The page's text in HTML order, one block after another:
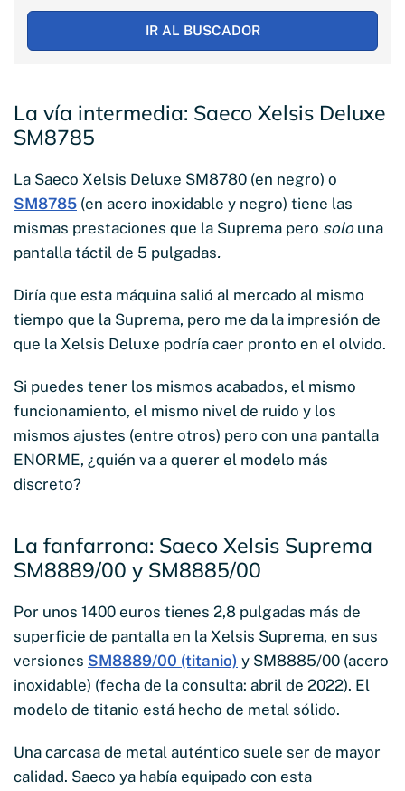
IR AL BUSCADOR
La vía intermedia: Saeco Xelsis Deluxe
SM8785
La Saeco Xelsis Deluxe SM8780 (en negro) o
SM8785 (en acero inoxidable y negro) tiene las
mismas prestaciones que la Suprema pero solouna
pantalla táctil de 5 pulgadas.
Diría que esta máquina salió al mercado al mismo
tiempo que la Suprema, pero me da la impresión de
que la Xelsis Deluxe podría caer pronto en el olvido.
Si puedes tener los mismos acabados, el mismo
funcionamiento, el mismo nivel de ruido y los
mismos ajustes (entre otros) pero con una pantalla
ENORME, ¿quién va a querer el modelo más
discreto?
La fanfarrona: Saeco Xelsis Suprema
SM8889/00 y SM8885/00
Por unos 1400 euros tienes 2,8 pulgadas más de
superficie de pantalla en la Xelsis Suprema, en sus
versiones SM8889/00 (titanio) y SM8885/00 (acero
inoxidable) (fecha de la consulta: abril de 2022). El
modelo de titanio está hecho de metal sólido.
Una carcasa de metal auténtico suele ser de mayor
calidad. Saeco ya había equipado con esta